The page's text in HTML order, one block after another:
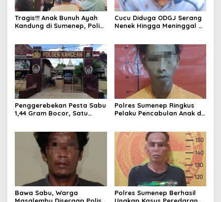
Tragis!!! Anak Bunuh Ayah
Kandung di Sumenep, Polisi
Cucu Diduga ODGJ Serang
Nenek Hingga Meninggal di
Penggerebekan Pesta Sabu
1,44 Gram Bocor, Satu
Polres Sumenep Ringkus
Pelaku Pencabulan Anak di
Bawa Sabu, Warga
Masalembu Disergap Polisi,
Polres Sumenep Berhasil
Ungkap Kasus Peredaran